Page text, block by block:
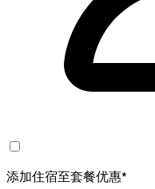
添加住宿至套餐优惠*